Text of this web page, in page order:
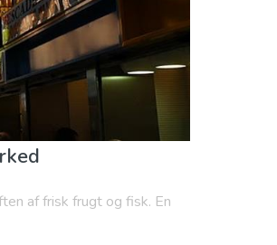
af frisk frugt og fisk. En